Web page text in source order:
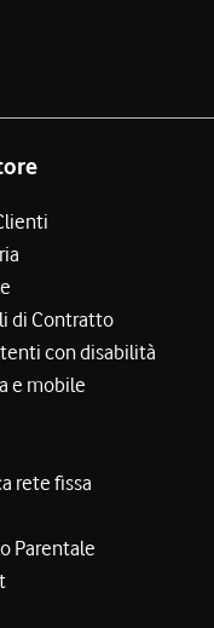
di Contratto
con disabilità
e mobile
rete fissa
Parentale